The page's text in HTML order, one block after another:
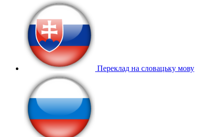
Переклад на словацьку мову